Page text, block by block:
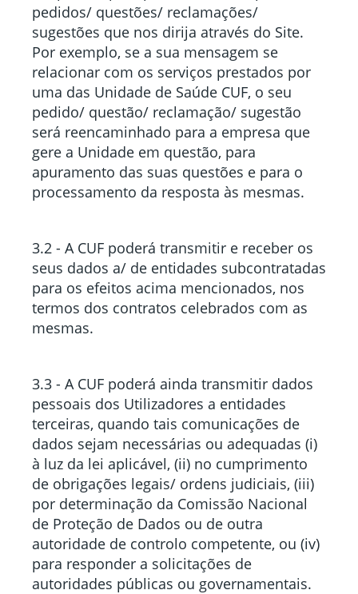
pedidos/ questões/ reclamações/
sugestões que nos dirija através do Site.
Por exemplo, se a sua mensagem se
relacionar com os serviços prestados por
uma das Unidade de Saúde CUF, o seu
pedido/ questão/ reclamação/ sugestão
será reencaminhado para a empresa que
gere a Unidade em questão, para
apuramento das suas questões e para o
processamento da resposta às mesmas.
3.2 - A CUF poderá transmitir e receber os
seus dados a/ de entidades subcontratadas
para os efeitos acima mencionados, nos
termos dos contratos celebrados com as
mesmas.
3.3 - A CUF poderá ainda transmitir dados
pessoais dos Utilizadores a entidades
terceiras, quando tais comunicações de
dados sejam necessárias ou adequadas (i)
à luz da lei aplicável, (ii) no cumprimento
de obrigações legais/ ordens judiciais, (iii)
por determinação da Comissão Nacional
de Proteção de Dados ou de outra
autoridade de controlo competente, ou (iv)
para responder a solicitações de
autoridades públicas ou governamentais.